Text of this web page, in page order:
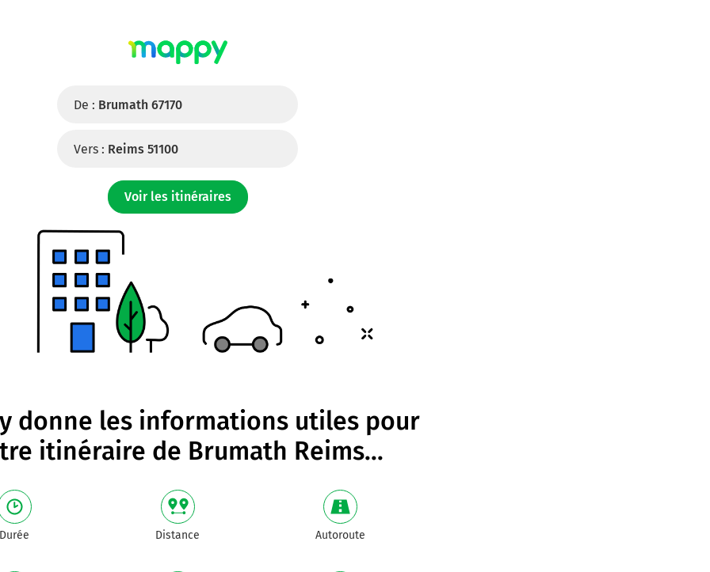
De : Brumath 67170
Vers : Reims 51100
Voir les itinéraires
donne les informations utiles pour
itinéraire de Brumath Reims...
Durée Distance Autoroute